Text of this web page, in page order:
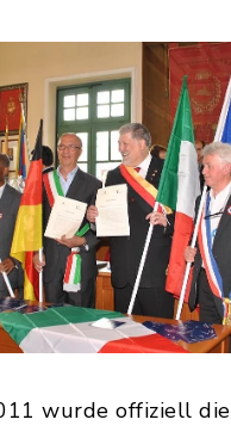
wurde offiziell die